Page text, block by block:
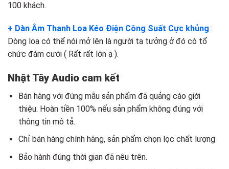
100 khách.
+ Dàn Âm Thanh Loa Kéo Điện Công Suất Cực khủng :
Dòng loa có thể nói mở lên là người ta tưởng ở đó có tổ
chức đám cưới ( Rất rất lớn ạ ).
Nhật Tây Audio cam kết
Bán hàng với đúng mẫu sản phẩm đã quảng cáo giới
thiệu. Hoàn tiền 100% nếu sản phẩm không đúng với
thông tin mô tả.
Chỉ bán hàng chính hãng, sản phẩm chọn lọc chất lượng
Bảo hành đúng thời gian đã nêu trên.